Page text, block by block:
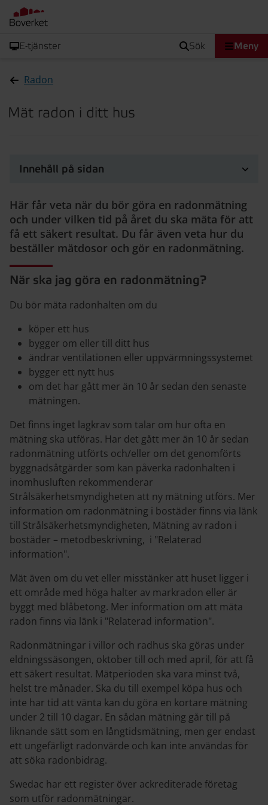
E-tjänster sök Meny
Radon
Mät radon i ditt hus
Innehåll på sidan
Här får veta när du bör göra en radonmätning
och under vilken tid på året du ska mäta för att
få ett säkert resultat. Du får även veta hur du
beställer mätdosor och gör en radonmätning.
När ska jag göra en radonmätning?
Du bör mäta radonhalten om du
köper ett hus
bygger om eller till ditt hus
ändrar ventilationen eller uppvärmningssystemet
bygger ett nytt hus
om det har gått mer än 10 år sedan den senaste
mätningen.
Det finns inget lagkrav som talar om hur ofta en
mätning ska utföras. Har det gått mer än 10 år sedan
radonmätning utförts och/eller om det genomförts
byggnadsåtgärder som kan påverka radonhalten i
inomhusluften rekommenderar
Strålsäkerhetsmyndigheten att ny mätning utförs. Mer
information om radonmätning i bostäder finns via länk
till Strålsäkerhetsmyndigheten, Mätning av radon i
bostäder – metodbeskrivning, i "Relaterad
information".
Mät även om du vet eller misstänker att huset ligger i
ett område med höga halter av markradon eller är
byggt med blåbetong. Mer information om att mäta
radon finns via länk i "Relaterad information".
Radonmätningar i villor och radhus ska göras under
eldningssäsongen, oktober till och med april, för att få
ett säkert resultat. Mätperioden ska vara minst två,
helst tre månader. Ska du till exempel köpa hus och
inte har tid att vänta kan du göra en kortare mätning
under 2 till 10 dagar. En sådan mätning går till på
liknande sätt som en långtidsmätning, men ger endast
ett ungefärligt radonvärde och kan inte användas för
att söka radonbidrag.
Swedac har ett register över ackrediterade företag
som utför radonmätningar.